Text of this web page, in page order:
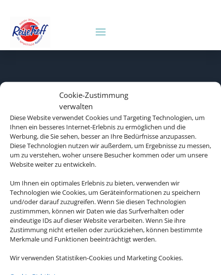
Cookie-Zustimmung
verwalten
Diese Website verwendet Cookies und Targeting Technologien, um
Ihnen ein besseres Internet-Erlebnis zu ermöglichen und die
Werbung, die Sie sehen, besser an Ihre Bedürfnisse anzupassen.
Diese Technologien nutzen wir außerdem, um Ergebnisse zu messen,
um zu verstehen, woher unsere Besucher kommen oder um unsere
Website weiter zu entwickeln.
Um Ihnen ein optimales Erlebnis zu bieten, verwenden wir
Technologien wie Cookies, um Geräteinformationen zu speichern
und/oder darauf zuzugreifen. Wenn Sie diesen Technologien
zustimmmen, können wir Daten wie das Surfverhalten oder
eindeutige IDs auf dieser Website verarbeiten. Wenn Sie ihre
Zustimmung nicht erteilen oder zurückziehen, können bestimmte
Merkmale und Funktionen beeinträchtigt werden.
Wir verwenden Statistiken-Cookies und Marketing Cookies.
Rechtliche Informationen